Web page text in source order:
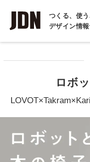
つくる、使
デザイン情報
INTERVIEW
インタビュー
COLUMN
ロボ